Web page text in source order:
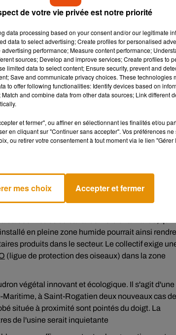
santé.
ne fait toujours pas l’unanimité. L'unité de
zone industrielle. Elle pourra produire jusqu'à
largement décrié par les habitants du secteur. Ils
qui seront émises lors de la fabrication. À
fumées et particules comme potentiellement
:
NO GOUDRON
dangers sur la santé. Par ailleurs, ils pointent du
pollué décrédibileserait l'utilité de ces
et donc les marais, la Seudre, le bassin
à 600 mètres du canal de Dercie-la-Pallud, qui
en pleine zone humide pourrait ainsi rendre
produits dans le secteur. Le collectif exige
(ligue de protection des oiseaux) dans la zone
végétal innovant et écologique. Il s'agit d'une
à Saint-Rogatien deux nouveaux cas de
située à proximité sont pointés du doigt. La
de l'usine serait inquietante
de votre vie privée est notre priorité
data processing based on your consent and/or our legitimate
data to select advertising; Create profiles for personalised
performance; Measure content performance;
sources; Develop and improve services; Create profiles to
limited data to select content; Ensure security, prevent and
Save and communicate privacy choices. These technologies
to offer following functionalities: Identify devices based on
and combine data from other data sources; Link different
et fermer", ou affiner en sélectionnant les finalités et/ou
en cliquant sur "Continuer sans accepter". Vos préférences
ou retirer votre consentement à tout moment via le lien
mes choix Accepter et fermer